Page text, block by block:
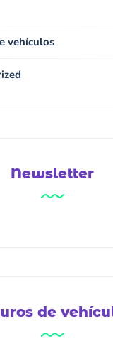
vehículos
Newsletter
de